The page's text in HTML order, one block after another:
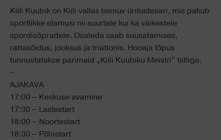
Kiili Kuubik on Kiili vallas toimuv üritustesari, mis pakub
sportlikke elamusi nii suurtele kui ka väikestele
spordisõpradele. Osaleda saab suusatamises,
rattasõidus, jooksus ja triatlonis. Hooaja lõpus
tunnustatakse parimaid „Kiili Kuubiku Meistri“ tiitliga.
–
AJAKAVA
17:00 – Keskuse avamine
17:30 – Lastestart
18:00 – Noortestart
18:30 – Põhistart